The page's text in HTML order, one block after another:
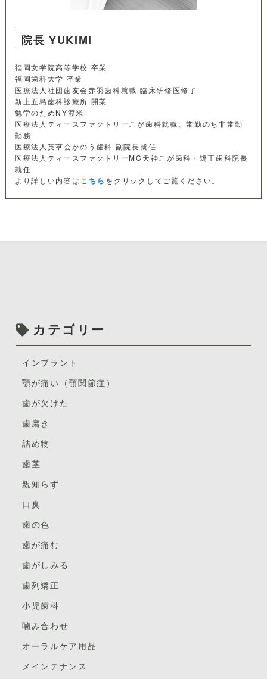
院長 YUKIMI
福岡女学院高等学校 卒業
福岡歯科大学 卒業
医療法人社団歯友会赤羽歯科就職 臨床研修医修了
新上五島歯科診療所 開業
勉学のためNY渡米
医療法人ティースファクトリーこが歯科就職、常勤のち非常勤
勤務
医療法人英亨会かのう歯科 副院長就任
医療法人ティースファクトリーMC天神こが歯科・矯正歯科院長
就任
より詳しい内容は こちら をクリックしてご覧ください。
カテゴリー
インプラント
顎が痛い（顎関節症）
歯が欠けた
歯磨き
詰め物
歯茎
親知らず
口臭
歯の色
歯が痛む
歯がしみる
歯列矯正
小児歯科
噛み合わせ
オーラルケア用品
メインテナンス